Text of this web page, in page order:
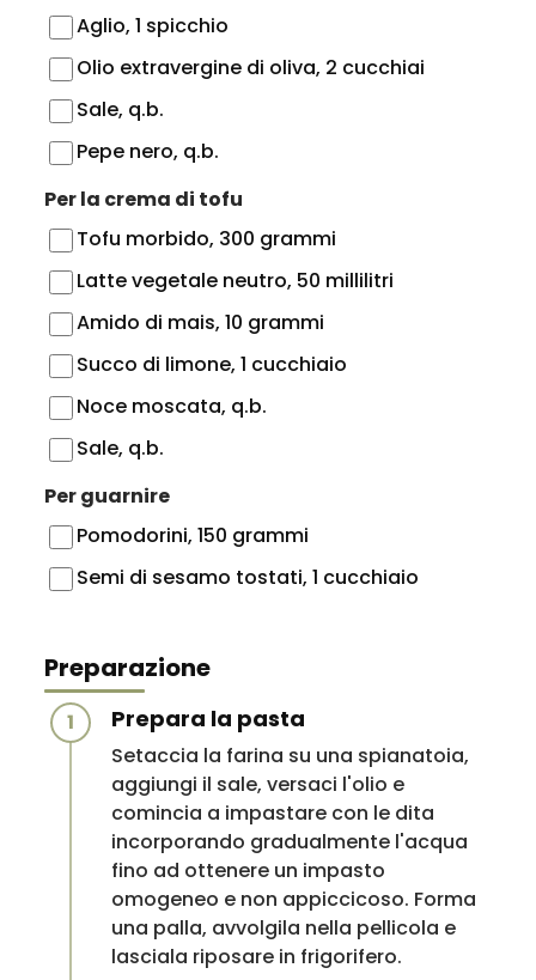
Aglio, 1 spicchio
Olio extravergine di oliva, 2 cucchiai
Sale, q.b.
Pepe nero, q.b.
Per la crema di tofu
Tofu morbido, 300 grammi
Latte vegetale neutro, 50 millilitri
Amido di mais, 10 grammi
Succo di limone, 1 cucchiaio
Noce moscata, q.b.
Sale, q.b.
Per guarnire
Pomodorini, 150 grammi
Semi di sesamo tostati, 1 cucchiaio
Preparazione
1 Prepara la pasta
Setaccia la farina su una spianatoia,
aggiungi il sale, versaci l'olio e
comincia a impastare con le dita
incorporando gradualmente l'acqua
fino ad ottenere un impasto
omogeneo e non appiccicoso. Forma
una palla, avvolgila nella pellicola e
lasciala riposare in frigorifero.